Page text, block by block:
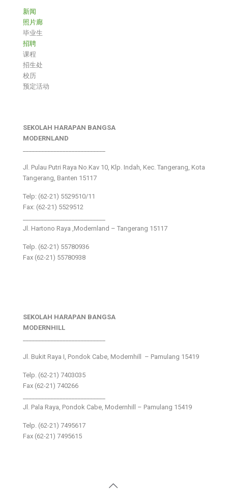
新闻
照片廊
毕业生
招聘
课程
招生处
校历
预定活动
SEKOLAH HARAPAN BANGSA
MODERNLAND
Jl. Pulau Putri Raya No.Kav 10, Klp. Indah, Kec. Tangerang, Kota
Tangerang, Banten 15117
Telp: (62-21) 5529510/11
Fax: (62-21) 5529512
Jl. Hartono Raya ,Modernland – Tangerang 15117
Telp. (62-21) 55780936
Fax (62-21) 55780938
SEKOLAH HARAPAN BANGSA
MODERNHILL
Jl. Bukit Raya I, Pondok Cabe, Modernhill – Pamulang 15419
Telp. (62-21) 7403035
Fax (62-21) 740266
Jl. Pala Raya, Pondok Cabe, Modernhill – Pamulang 15419
Telp. (62-21) 7495617
Fax (62-21) 7495615